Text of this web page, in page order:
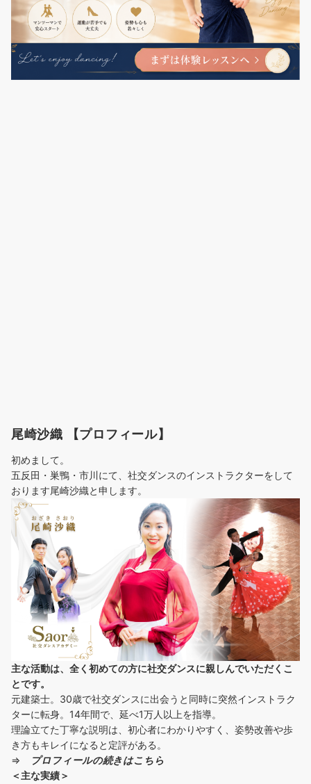
尾崎沙織 【プロフィール】
初めまして。
五反田・巣鴨・市川にて、社交ダンスのインストラクターをして
おります尾崎沙織と申します。
主な活動は、全く初めての方に社交ダンスに親しんでいただくこ
とです。
元建築士。30歳で社交ダンスに出会うと同時に突然インストラク
ターに転身。14年間で、延べ1万人以上を指導。
理論立てた丁寧な説明は、初心者にわかりやすく、姿勢改善や歩
き方もキレイになると定評がある。
⇒
プロフィールの続きはこちら
＜主な実績＞